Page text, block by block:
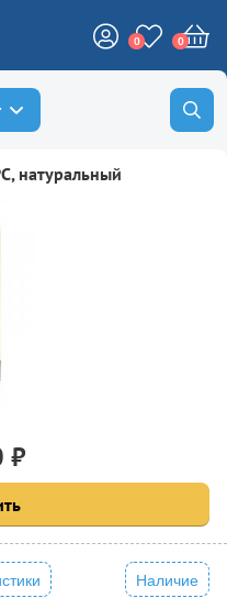
0 0
натуральный
₽
Наличие